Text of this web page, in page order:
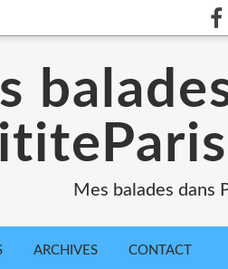
Mes balades dans
ARCHIVES CONTACT